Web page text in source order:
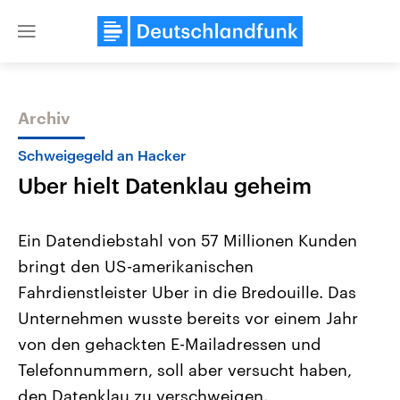
Close
Themen
Landtagswahl Sachsen-Anhalt
2026
Alle Informationen
Sachsen-Anhalt wählt am 6.
September 2026 einen neuen
Landtag. Seit 2021 wird das
Bundesland von einer Koalition aus
Aktuelle Beiträge,
Hintergründe
Wirtschaftlich und
gehören die Vereinigten
den mächtigsten Ländern
mit großem Einfluss auf
Archiv
Schweigegeld an Hacker
Uber hielt Datenklau geheim
Ein Datendiebstahl von 57 Millionen Kunden
bringt den US-amerikanischen
Fahrdienstleister Uber in die Bredouille. Das
Unternehmen wusste bereits vor einem Jahr
von den gehackten E-Mailadressen und
Telefonnummern, soll aber versucht haben,
den Datenklau zu verschweigen.